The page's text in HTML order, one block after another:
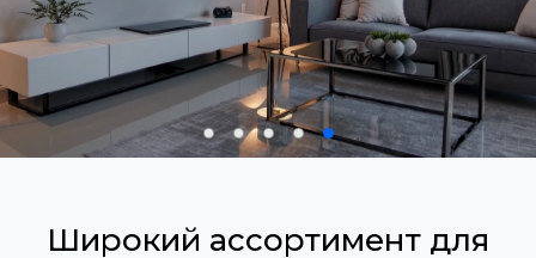
Широкий ассортимент для